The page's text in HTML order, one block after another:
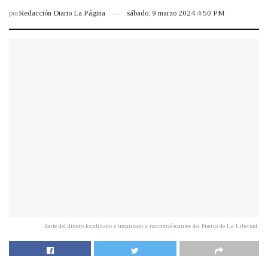
porRedacción Diario La Página sábado, 9 marzo 2024 4:50 PM
Parte del dinero localizado e incautado a narcotraficantes del Puerto de La Libertad.